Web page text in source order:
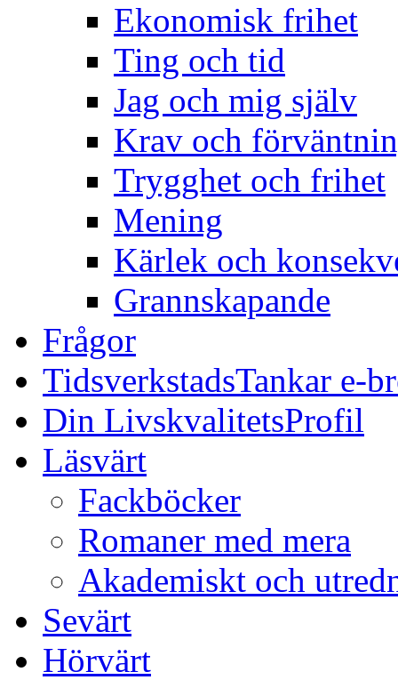
Ekonomisk frihet
Ting och tid
Jag och mig själv
Krav och
Trygghet och frihet
Mening
Kärlek och
Grannskapande
Frågor
TidsverkstadsTankar e-
Din LivskvalitetsProfil
Läsvärt
Fackböcker
Romaner med mera
Akademiskt och
Sevärt
Hörvärt